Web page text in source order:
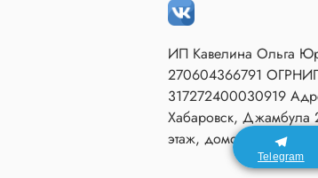
ИП Кавелина Ольга
270604366791
317272400030919
Хабаровск, Джамбула
этаж, домофон 80.
Telegram